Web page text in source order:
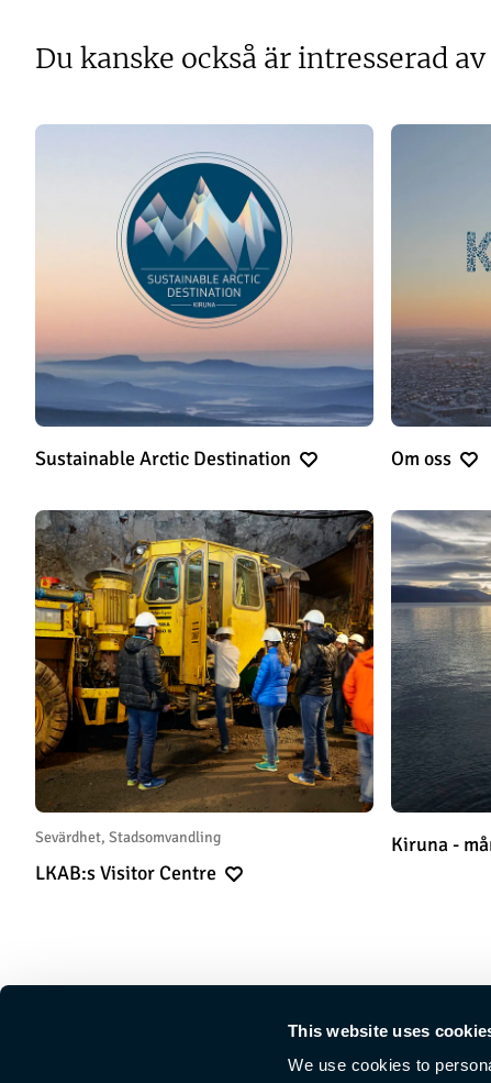
This website uses
We use cookies to
Du kanske också är intresserad av
Sustainable Arctic Destination Om oss
Sevärdhet, Stadsomvandling
LKAB:s Visitor Centre
Kiruna -